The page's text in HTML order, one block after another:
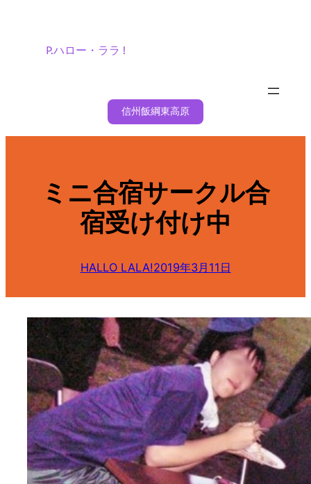
P.ハロー・ララ !
信州飯綱東高原
ミニ合宿サークル合
宿受け付け中
HALLO LALA!2019年3月11日